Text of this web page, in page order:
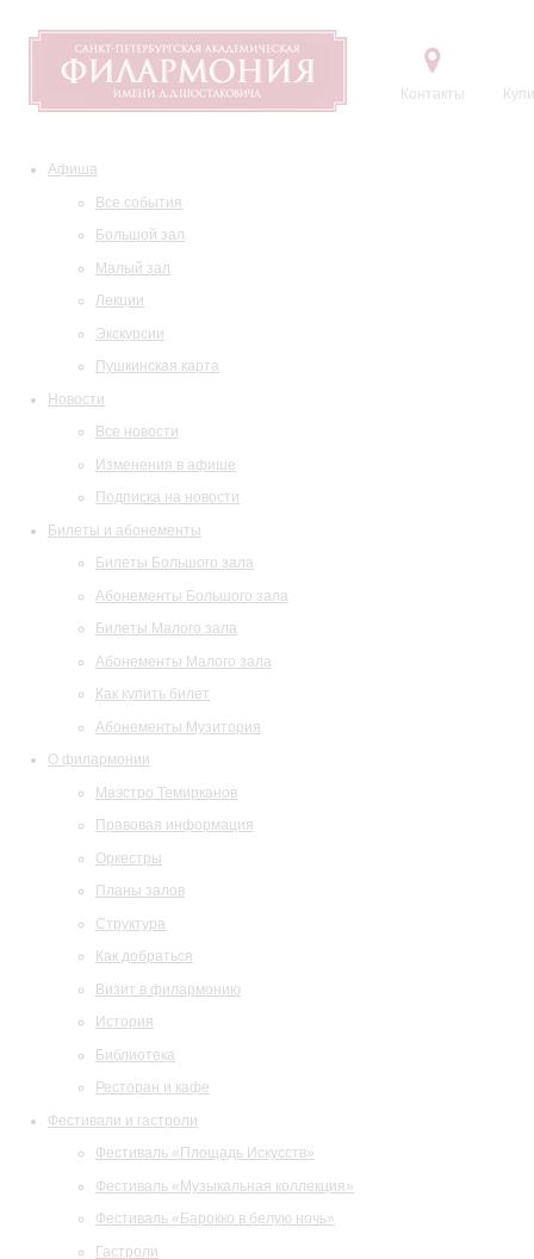
Контакты
Афиша
Все события
Большой зал
Малый зал
Лекции
Экскурсии
Пушкинская карта
Новости
Все новости
Изменения в афише
Подписка на новости
Билеты и абонементы
Билеты Большого зала
Абонементы Большого зала
Билеты Малого зала
Абонементы Малого зала
Как купить билет
Абонементы Музитория
О филармонии
Маэстро Темирканов
Правовая информация
Оркестры
Планы залов
Структура
Как добраться
Визит в филармонию
История
Библиотека
Ресторан и кафе
Фестивали и гастроли
Фестиваль «Площадь Искусств»
Фестиваль «Музыкальная коллекция»
Фестиваль «Барокко в белую ночь»
Гастроли